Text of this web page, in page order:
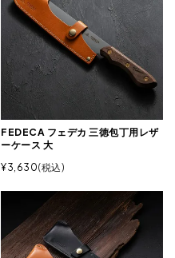
FEDECA フェデカ 三徳包丁用レザ
ーケース 大
¥3,630 税込